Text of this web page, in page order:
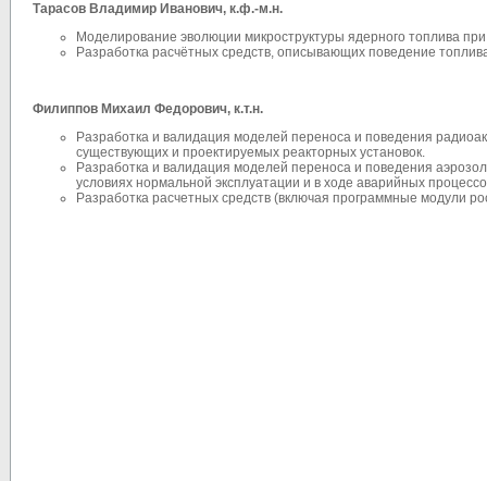
Тарасов Владимир Иванович, к.ф.-м.н.
Моделирование эволюции микроструктуры ядерного топлива
Разработка расчётных средств, описывающих поведение
Филиппов Михаил Федорович, к.т.н.
Разработка и валидация моделей переноса и поведения
существующих и проектируемых реакторных установок.
Разработка и валидация моделей переноса и поведения
условиях нормальной эксплуатации и в ходе аварийных
Разработка расчетных средств (включая программные модули